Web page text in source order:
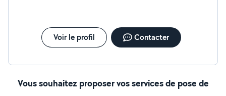
Voir le profil Contacter
Vous souhaitez proposer vos services de pose de